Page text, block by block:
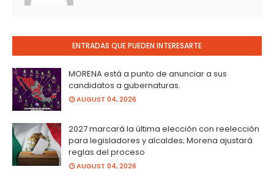
ENTRADAS QUE PUEDEN INTERESARTE
MORENA está a punto de anunciar a sus
candidatos a gubernaturas.
AUGUST 04, 2026
2027 marcará la última elección con reelección
para legisladores y alcaldes; Morena ajustará
reglas del proceso
AUGUST 04, 2026